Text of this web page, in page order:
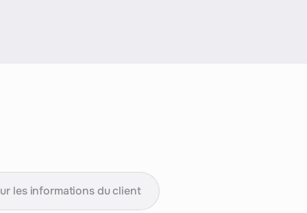
les informations du client